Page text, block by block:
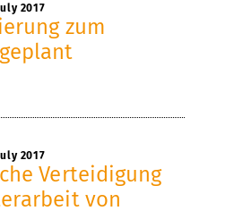
2017
zum
2017
Verteidigung
von